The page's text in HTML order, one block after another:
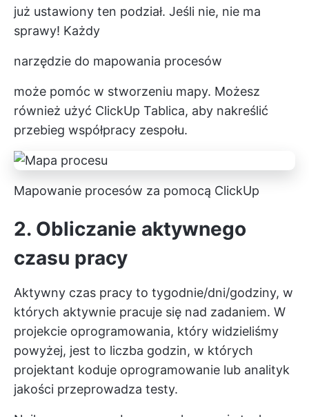
już ustawiony ten podział. Jeśli nie, nie ma
sprawy! Każdy
narzędzie do mapowania procesów
może pomóc w stworzeniu mapy. Możesz
również użyć ClickUp Tablica, aby nakreślić
przebieg współpracy zespołu.
Mapowanie procesów za pomocą ClickUp
2. Obliczanie aktywnego
czasu pracy
Aktywny czas pracy to tygodnie/dni/godziny, w
których aktywnie pracuje się nad zadaniem. W
projekcie oprogramowania, który widzieliśmy
powyżej, jest to liczba godzin, w których
projektant koduje oprogramowanie lub analityk
jakości przeprowadza testy.